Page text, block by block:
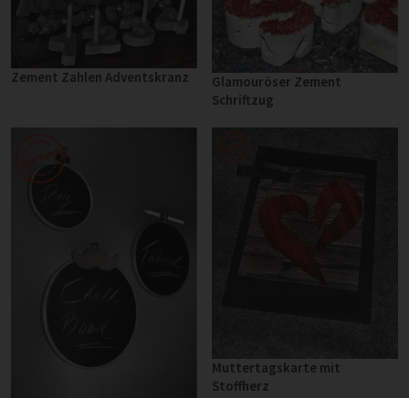
Zement Zahlen Adventskranz
Glamouröser Zement
Schriftzug
Muttertagskarte mit
Stoffherz